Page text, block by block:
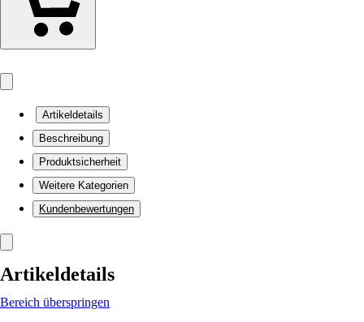
Artikeldetails
Beschreibung
Produktsicherheit
Weitere Kategorien
Kundenbewertungen
Artikeldetails
Bereich überspringen